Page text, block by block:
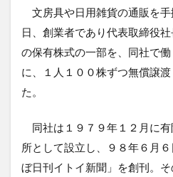
文房具や日用雑貨の通販を手
日、創業者であり代表取締役
の保有株式の一部を、同社で
に、１人１００株ずつ無償譲渡
た。
同社は１９７９年１２月に
所として設立し、９８年６月
ぼ日刊イトイ新聞」を創刊。